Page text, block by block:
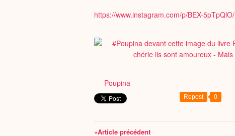
https://www.instagram.com/p/BEX-5pTpQlO/
Poupina
Repost 0
«Article précédent